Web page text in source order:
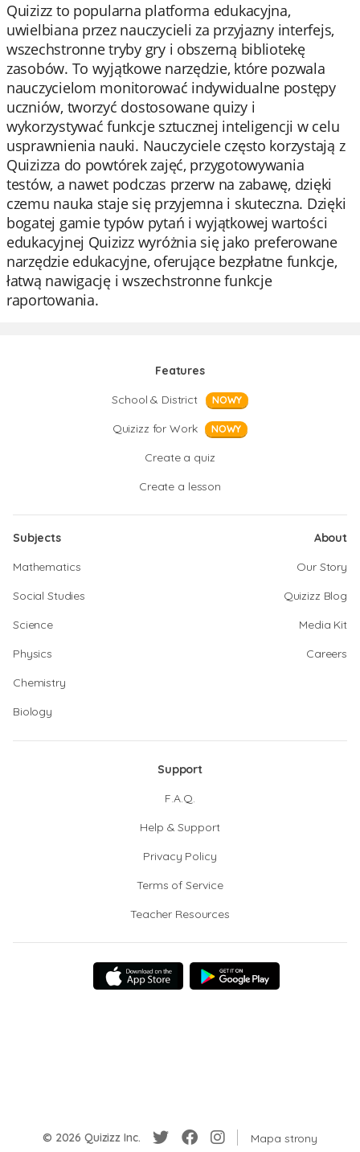
Quizizz to popularna platforma edukacyjna,
uwielbiana przez nauczycieli za przyjazny interfejs,
wszechstronne tryby gry i obszerną bibliotekę
zasobów. To wyjątkowe narzędzie, które pozwala
nauczycielom monitorować indywidualne postępy
uczniów, tworzyć dostosowane quizy i
wykorzystywać funkcje sztucznej inteligencji w celu
usprawnienia nauki. Nauczyciele często korzystają z
Quizizza do powtórek zajęć, przygotowywania
testów, a nawet podczas przerw na zabawę, dzięki
czemu nauka staje się przyjemna i skuteczna. Dzięki
bogatej gamie typów pytań i wyjątkowej wartości
edukacyjnej Quizizz wyróżnia się jako preferowane
narzędzie edukacyjne, oferujące bezpłatne funkcje,
łatwą nawigację i wszechstronne funkcje
raportowania.
Features
School & District
NOWY
Quizizz for Work NOWY
Create a quiz
Create a lesson
Subjects
Mathematics
Social Studies
Science
Physics
Chemistry
Biology
About
Our Story
Quizizz Blog
Media Kit
Careers
Support
F.A.Q.
Help & Support
Privacy Policy
Terms of Service
Teacher Resources
© 2026 Quizizz Inc. Mapa strony